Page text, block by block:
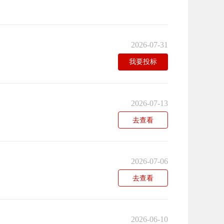
2026-07-31
我要投标
2026-07-13
去查看
2026-07-06
去查看
2026-06-10